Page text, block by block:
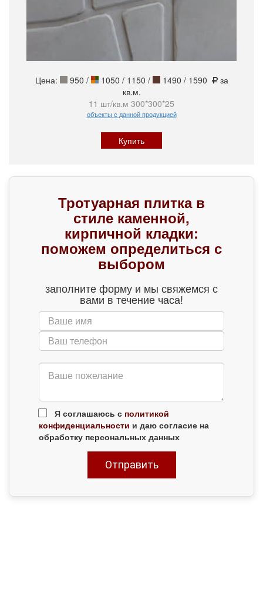
Цена: 950 / 1050 / 1150 / 1490 / 1590
за
кв.м.
11 шт/кв.м 300*300*25
объекты с данной продукцией
Купить
Тротуарная плитка в
стиле каменной,
кирпичной кладки:
поможем определиться с
выбором
заполните форму и мы свяжемся с
вами в течение часа!
Я соглашаюсь с политикой
конфиденциальности и даю согласие на
обработку персональных данных